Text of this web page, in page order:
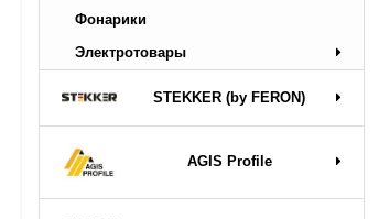
Фонарики
Электротовары
STEKKER (by FERON)
AGIS Profile